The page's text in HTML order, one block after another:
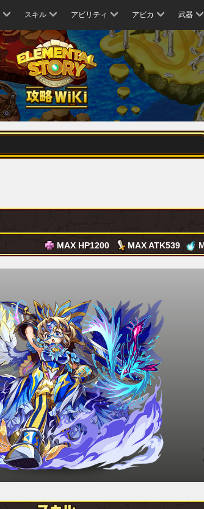
スキル アビリティ アビカ 武器
MAX HP1200 MAX ATK539